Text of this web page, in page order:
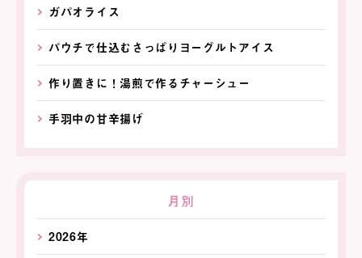
ガパオライス
パウチで仕込むさっぱりヨーグルトアイス
作り置きに！湯煎で作るチャーシュー
手羽中の甘辛揚げ
月別
2026年